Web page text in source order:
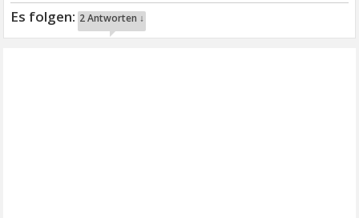
2 Antworten ↓